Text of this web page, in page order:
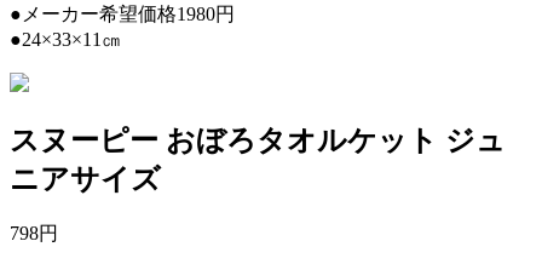
●メーカー希望価格1980円
●24×33×11㎝
スヌーピー おぼろタオルケット ジュ
ニアサイズ
798円